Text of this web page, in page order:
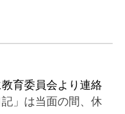
育委員会より連絡
記」は当面の間、休